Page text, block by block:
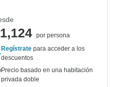
por persona
Regístrate para acceder a los
descuentos
Precio basado en una habitación
privada doble